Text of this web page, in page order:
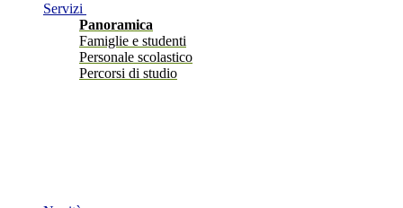
Servizi
Panoramica
Famiglie e studenti
Personale scolastico
Percorsi di studio